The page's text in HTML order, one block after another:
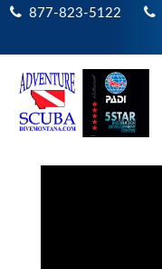
877-823-5122